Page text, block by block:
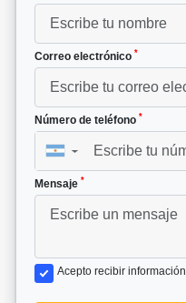
Correo electrónico *
Número de teléfono *
▼
Mensaje *
Acepto recibir